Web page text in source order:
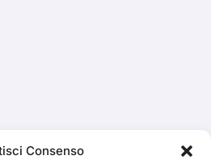
Consenso